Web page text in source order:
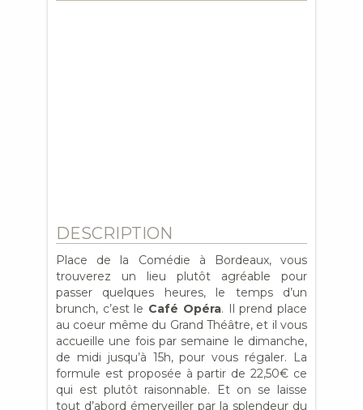
DESCRIPTION
Place de la Comédie à Bordeaux, vous
trouverez un lieu plutôt agréable pour
passer quelques heures, le temps d’un
brunch, c’est le Café Opéra. Il prend place
au coeur même du Grand Théâtre, et il vous
accueille une fois par semaine le dimanche,
de midi jusqu’à 15h, pour vous régaler. La
formule est proposée à partir de 22,50€ ce
qui est plutôt raisonnable. Et on se laisse
tout d’abord émerveiller par la splendeur du